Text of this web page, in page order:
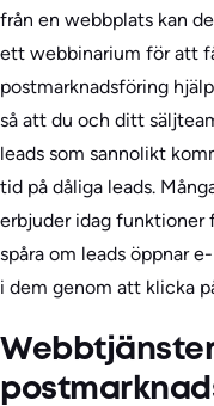
från en webbplats kan
ett webbinarium för att
postmarknadsföring
så att du och ditt
leads som sannolikt
tid på dåliga leads.
erbjuder idag funktioner
spåra om leads öppnar
i dem genom att klicka